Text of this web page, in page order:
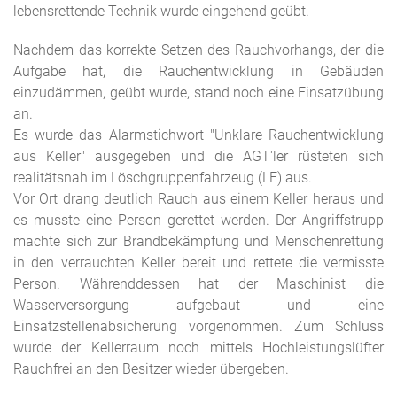
lebensrettende Technik wurde eingehend geübt.
Nachdem das korrekte Setzen des Rauchvorhangs, der die
Aufgabe hat, die Rauchentwicklung in Gebäuden
einzudämmen, geübt wurde, stand noch eine Einsatzübung
an.
Es wurde das Alarmstichwort "Unklare Rauchentwicklung
aus Keller" ausgegeben und die AGT'ler rüsteten sich
realitätsnah im Löschgruppenfahrzeug (LF) aus.
Vor Ort drang deutlich Rauch aus einem Keller heraus und
es musste eine Person gerettet werden. Der Angriffstrupp
machte sich zur Brandbekämpfung und Menschenrettung
in den verrauchten Keller bereit und rettete die vermisste
Person. Währenddessen hat der Maschinist die
Wasserversorgung aufgebaut und eine
Einsatzstellenabsicherung vorgenommen. Zum Schluss
wurde der Kellerraum noch mittels Hochleistungslüfter
Rauchfrei an den Besitzer wieder übergeben.